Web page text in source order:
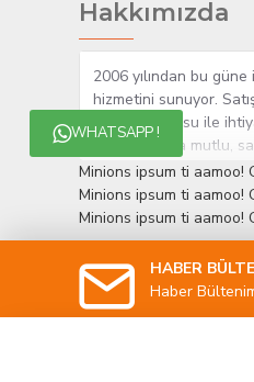
WHATSAPP !
Hakkımızda
2006 yılından bu
hizmetini sunuyor.
uzman kadrosu ile
yaşamlarında mutlu,
çok yakından takip
müşteri memnuniyetini
edinmiştir.
Minions ipsum ti
Minions ipsum ti
Minions ipsum ti
HABER
Haber